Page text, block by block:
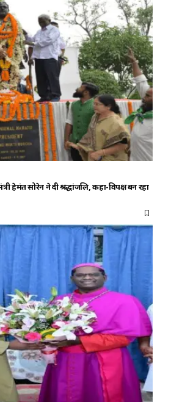
हेमंत सोरेन ने दी श्रद्धांजलि, कहा-विपक्ष बन रहा